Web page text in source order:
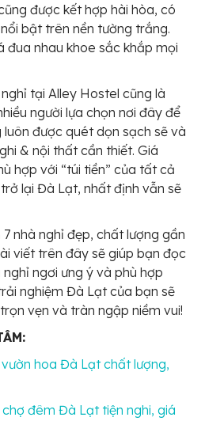
được kết hợp hài hòa, có
bật trên nền tường trắng.
đua nhau khoe sắc khắp mọi
tại Alley Hostel cũng là
người lựa chọn nơi đây để
luôn được quét dọn sạch sẽ và
& nội thất cần thiết. Giá
hợp với “túi tiền” của tất cả
lại Đà Lạt, nhất định vẫn sẽ
nhà nghỉ đẹp, chất lượng gần
viết trên đây sẽ giúp bạn đọc
ngơi ưng ý và phù hợp
nghiệm Đà Lạt của bạn sẽ
vẹn và tràn ngập niềm vui!
hoa Đà Lạt chất lượng,
đêm Đà Lạt tiện nghi, giá